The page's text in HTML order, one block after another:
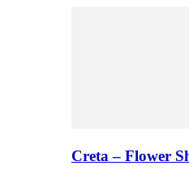
Creta – Flower